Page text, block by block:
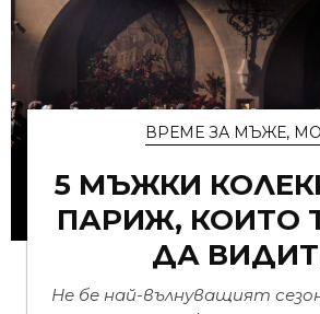
ВРЕМЕ ЗА МЪЖЕ,
5 МЪЖКИ
ПАРИЖ, КОИТО
ДА
Не бе най-вълнуващият